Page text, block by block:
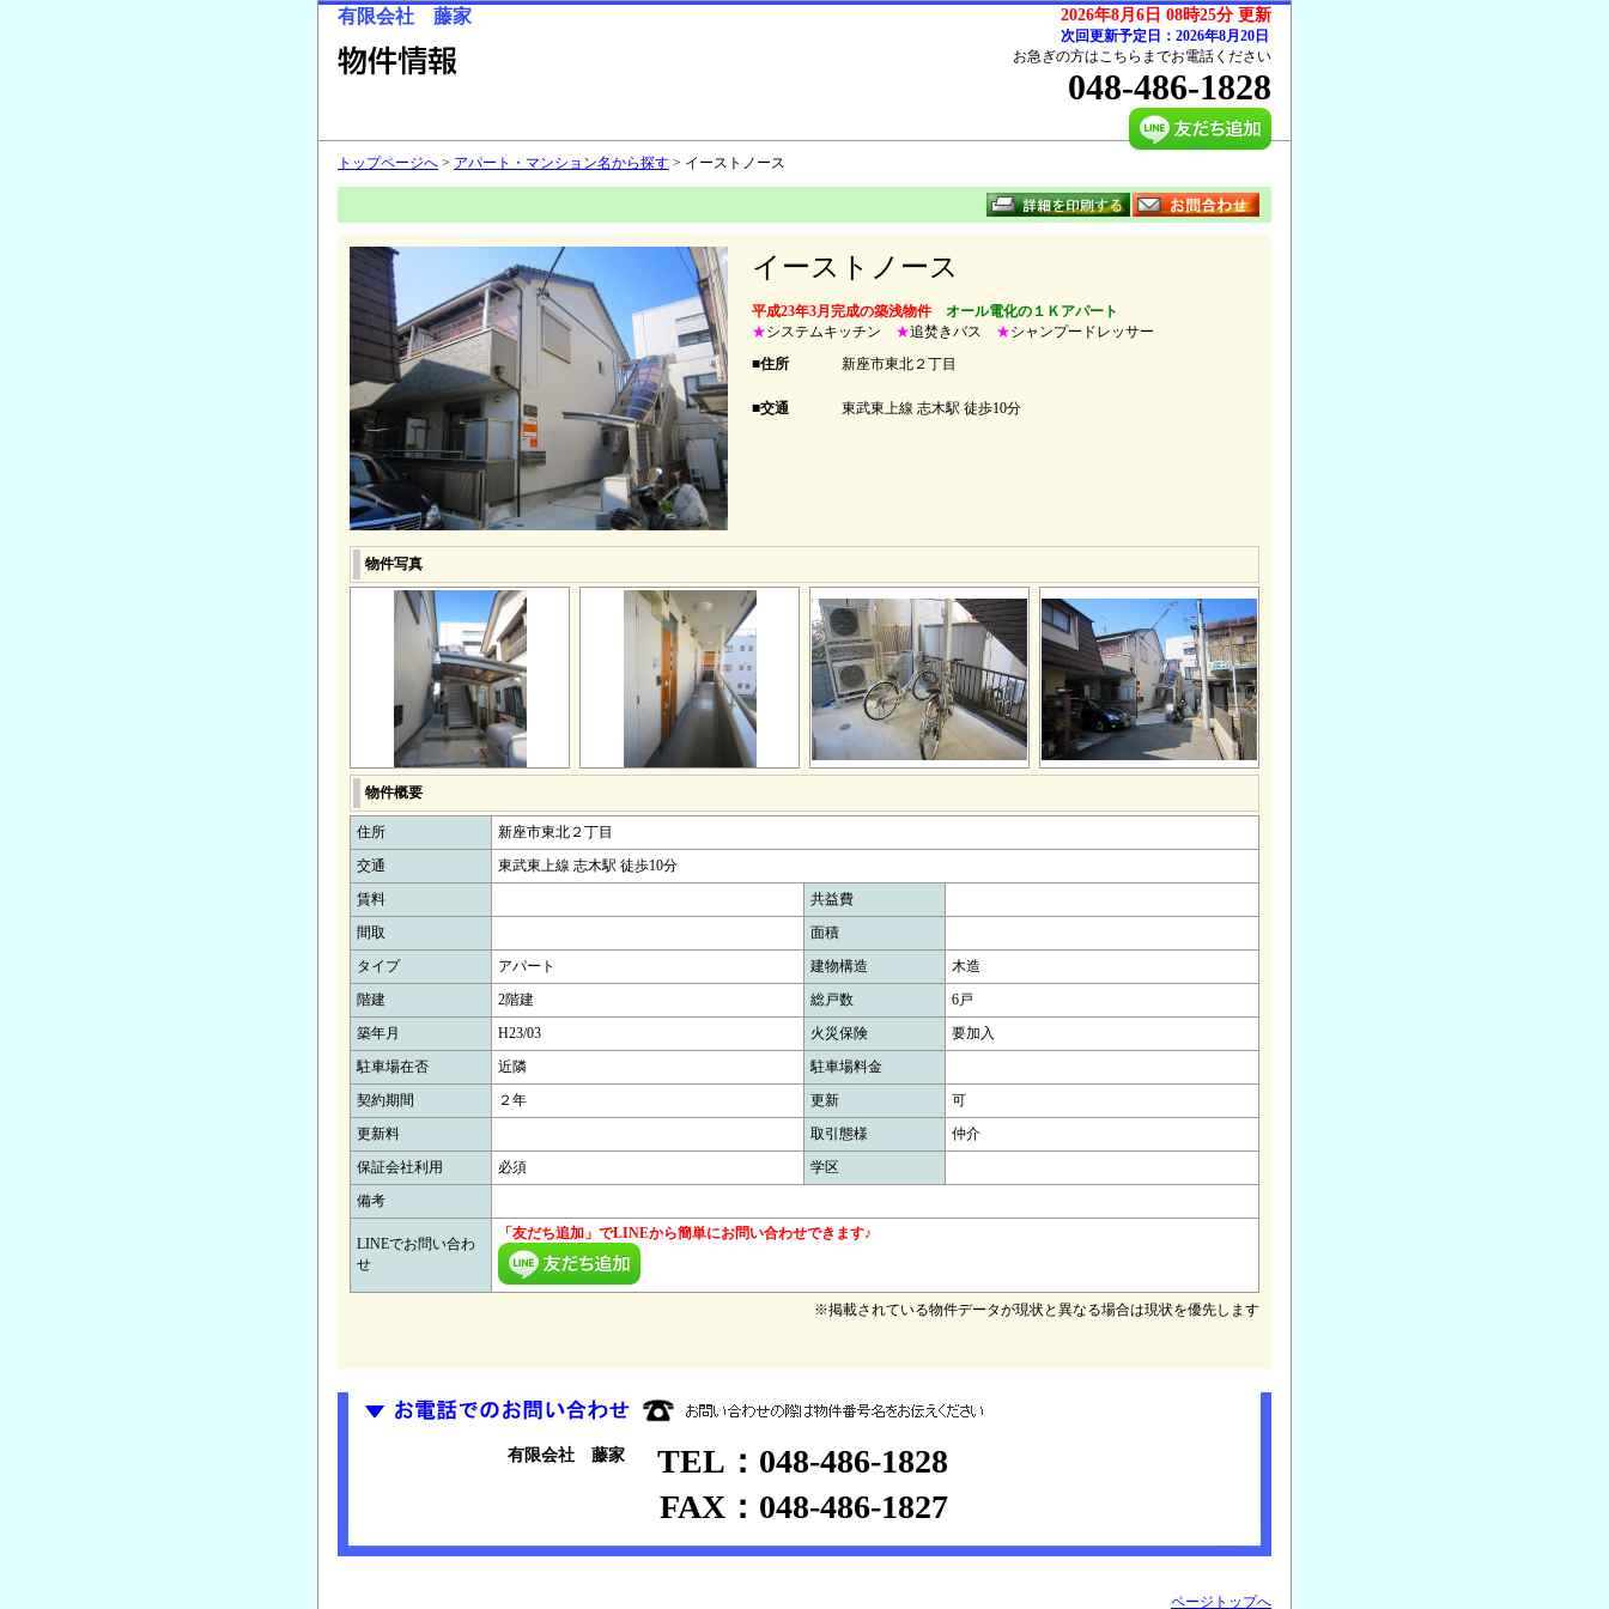
2026年8月6日 08時25分 更新
次回更新予定日：2026年8月20日
有限会社 藤家
お急ぎの方はこちらまでお電話ください
048-486-1828
トップページへ > アパート・マンション名から探す > イーストノース
イーストノース
平成23年3月完成の築浅物件
オール電化の１Ｋアパート
★システムキッチン ★追焚きバス ★シャンプードレッサー
■住所
新座市東北２丁目
■交通 東武東上線 志木駅 徒歩10分
物件写真
物件概要
住所
新座市東北２丁目
交通
東武東上線 志木駅 徒歩10分
賃料
共益費
間取
面積
タイプ
アパート 建物構造
木造
階建
2階建 総戸数
6戸
築年月
H23/03 火災保険
要加入
駐車場在否
近隣
駐車場料金
契約期間
２年 更新
可
更新料
取引態様
仲介
保証会社利用
必須
学区
備考
LINEでお問い合わ
せ
「友だち追加」でLINEから簡単にお問い合わせできます♪
※掲載されている物件データが現状と異なる場合は現状を優先します
有限会社 藤家
TEL：048-486-1828
FAX：048-486-1827
ページトップへ